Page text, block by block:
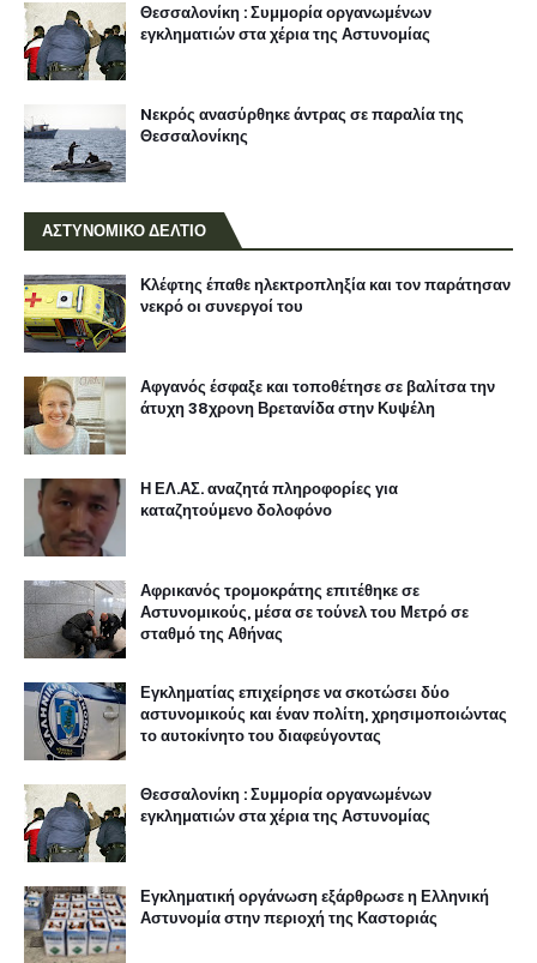
Θεσσαλονίκη : Συμμορία οργανωμένων
εγκληματιών στα χέρια της Αστυνομίας
Nεκρός ανασύρθηκε άντρας σε παραλία της
Θεσσαλονίκης
ΑΣΤΥΝΟΜΙΚΟ ΔΕΛΤΙΟ
Κλέφτης έπαθε ηλεκτροπληξία και τον παράτησαν
νεκρό οι συνεργοί του
Αφγανός έσφαξε και τοποθέτησε σε βαλίτσα την
άτυχη 38χρονη Βρετανίδα στην Κυψέλη
Η ΕΛ.ΑΣ. αναζητά πληροφορίες για
καταζητούμενο δολοφόνο
Αφρικανός τρομοκράτης επιτέθηκε σε
Αστυνομικούς, μέσα σε τούνελ του Μετρό σε
σταθμό της Αθήνας
Εγκληματίας επιχείρησε να σκοτώσει δύο
αστυνομικούς και έναν πολίτη, χρησιμοποιώντας
το αυτοκίνητο του διαφεύγοντας
Θεσσαλονίκη : Συμμορία οργανωμένων
εγκληματιών στα χέρια της Αστυνομίας
Εγκληματική οργάνωση εξάρθρωσε η Ελληνική
Αστυνομία στην περιοχή της Καστοριάς